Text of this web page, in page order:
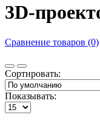
3D-
Сравнение товаров (0)
Сортировать:
Показывать: